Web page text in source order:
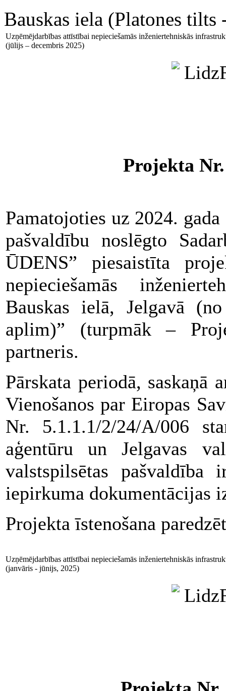
Bauskas iela (Platones
Uzņēmējdarbības attīstībai nepieciešamās inženiertehniskās
(jūlijs – decembris 2025)
Projekta
Pamatojoties uz 2024.
pašvaldību noslēgto
ŪDENS” piesaistīta
nepieciešamās
Bauskas ielā, Jelgavā
aplim)” (turpmāk –
partneris.
Pārskata periodā, saskaņā
Vienošanos par Eiropas
Nr. 5.1.1.1/2/24/A/006
aģentūru un Jelgavas
valstspilsētas pašvaldība
iepirkuma dokumentācijas
Projekta īstenošana
Uzņēmējdarbības attīstībai nepieciešamās inženiertehniskās
(janvāris - jūnijs, 2025)